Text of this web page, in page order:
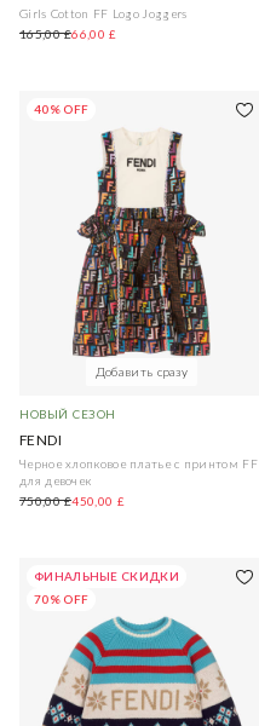
Girls Cotton FF Logo Joggers
165,00 £66,00 £
40% OFF
Добавить сразу
НОВЫЙ СЕЗОН
FENDI
Черное хлопковое платье с принтом FF
для девочек
750,00 £450,00 £
ФИНАЛЬНЫЕ СКИДКИ
70% OFF